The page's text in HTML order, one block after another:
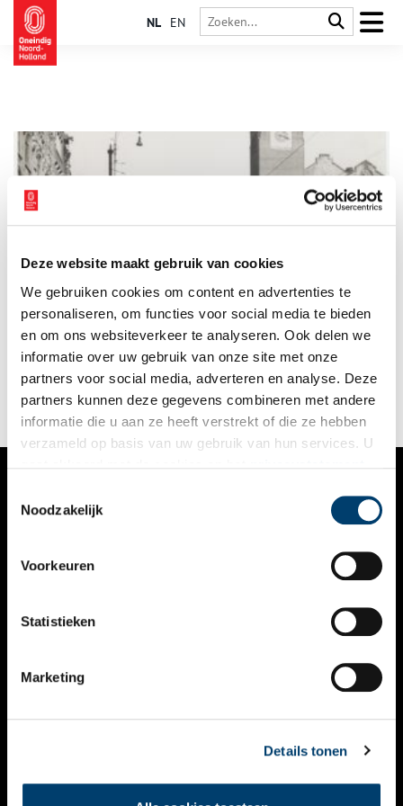
Deze website maakt gebruik van cookies
We gebruiken cookies om content en advertenties te
personaliseren, om functies voor social media te bieden
en om ons websiteverkeer te analyseren. Ook delen we
informatie over uw gebruik van onze site met onze
partners voor social media, adverteren en analyse. Deze
partners kunnen deze gegevens combineren met andere
informatie die u aan ze heeft verstrekt of die ze hebben
verzameld op basis van uw gebruik van hun services. U
Noodzakelijk
Voorkeuren
Statistieken
Marketing
Details tonen
NL EN
Deze zomer neemt Jan Feith je mee op reis door onze
provincie. Zijn historische teksten uit het album ‘Zwerftochten
door ons land: Noord-Holland’ (1933) geven een beeld van
zonnige duinen, drukke pleinen en pittoreske polders. Deze
week: Amsterdam, ‘van visschersdorp tot machtige koopstad’.
VERHALEN
KALENDER
THEMA’S
VIDEO’S
CONTACT